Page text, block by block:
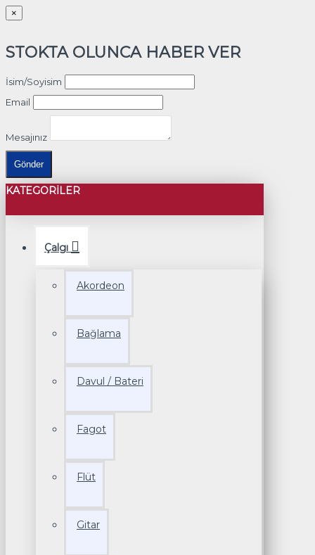
×
STOKTA OLUNCA HABER VER
İsim/Soyisim
Email
Mesajınız
Gönder
KATEGORILER
Çalgı
Akordeon
Bağlama
Davul / Bateri
Fagot
Flüt
Gitar